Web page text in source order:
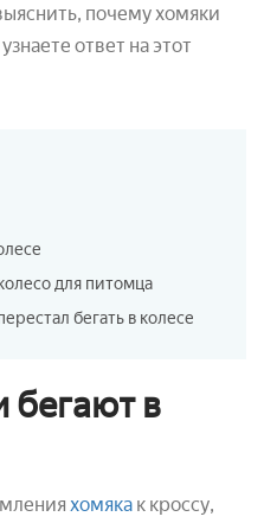
почему хомяки
ответ на этот
для питомца
бегать в колесе
бегают в
хомяка к кроссу,